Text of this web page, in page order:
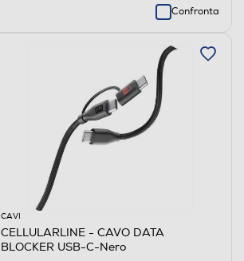
Confronta
CAVI
CELLULARLINE - CAVO DATA
BLOCKER USB-C-Nero